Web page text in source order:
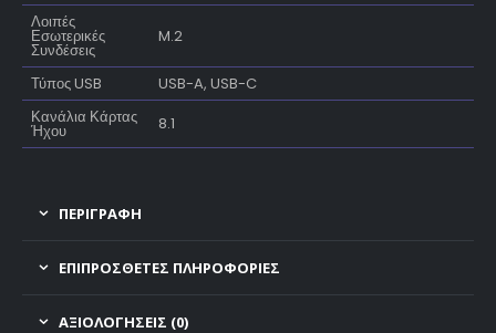
Λοιπές
Εσωτερικές
Συνδέσεις
M.2
Τύπος USB
USB-A, USB-C
Κανάλια Κάρτας
Ήχου 8.1
ΠΕΡΙΓΡΑΦΗ
ΕΠΙΠΡΌΣΘΕΤΕΣ ΠΛΗΡΟΦΟΡΊΕΣ
ΑΞΙΟΛΟΓΉΣΕΙΣ (0)